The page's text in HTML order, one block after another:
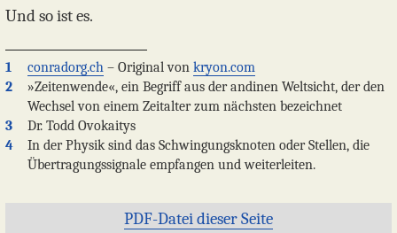
Und so ist es.
1 conradorg.ch – Original von kryon.com
2
»Zeitenwende«, ein Begriff aus der andinen Weltsicht, der den
Wechsel von einem Zeitalter zum nächsten bezeichnet
3
Dr. Todd Ovokaitys
4
In der Physik sind das Schwingungsknoten oder Stellen, die
Übertragungssignale empfangen und weiterleiten.
PDF-Datei dieser Seite